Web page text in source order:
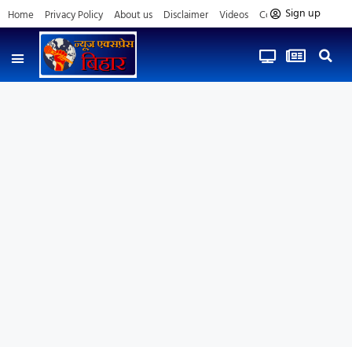
Home Privacy Policy About us Disclaimer Videos Contact us
Sign up